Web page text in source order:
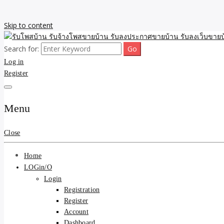
Skip to content
รับโพสบ้าน รับจ้างโพสขา
รับโพสบ้าน ที่ดิน SEOขายบ้
รับจ้างโพสขายบ้าน รับลงเว็บขายบ้าน รับโพสบ้าน รับลงประกาศขายบ้
Search for:
Log in
Register
Menu
Close
Home
LOGin/O
Login
Registration
Register
Account